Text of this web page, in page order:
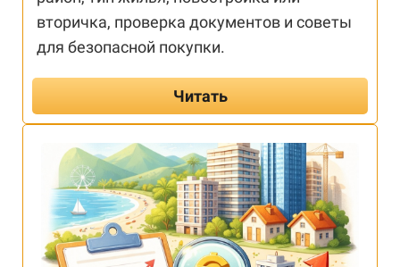
вторичка, проверка документов и советы
для безопасной покупки.
Читать